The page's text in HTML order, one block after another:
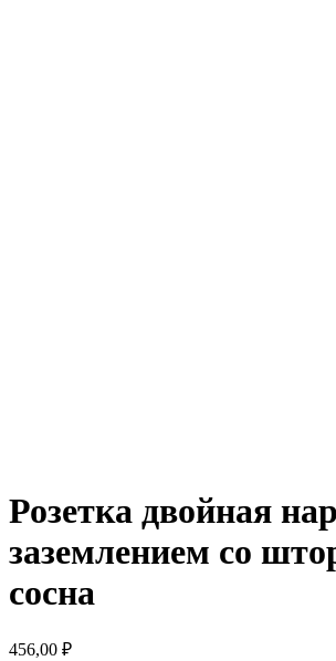
Розетка двойная
заземлением со
сосна
456,00 ₽